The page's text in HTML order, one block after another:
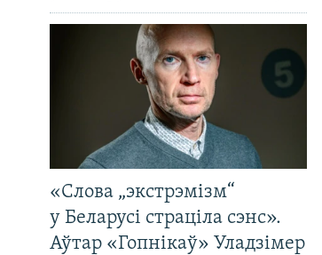
«Слова „экстрэмізм“
у Беларусі страціла сэнс».
Аўтар «Гопнікаў» Уладзімер